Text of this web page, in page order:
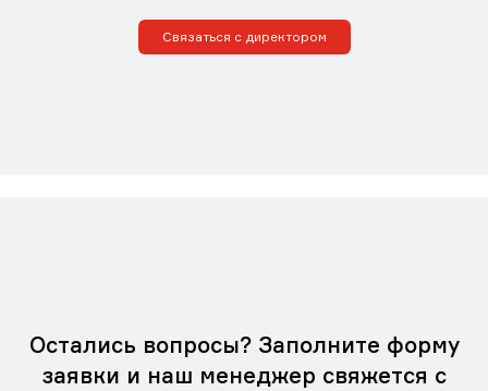
Связаться с директором
Остались вопросы? Заполните форму
заявки и наш менеджер свяжется с